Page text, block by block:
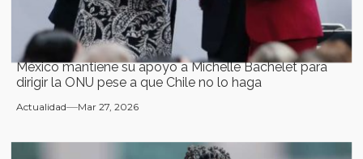
México mantiene su apoyo a Michelle Bachelet para
dirigir la ONU pese a que Chile no lo haga
Actualidad Mar 27, 2026